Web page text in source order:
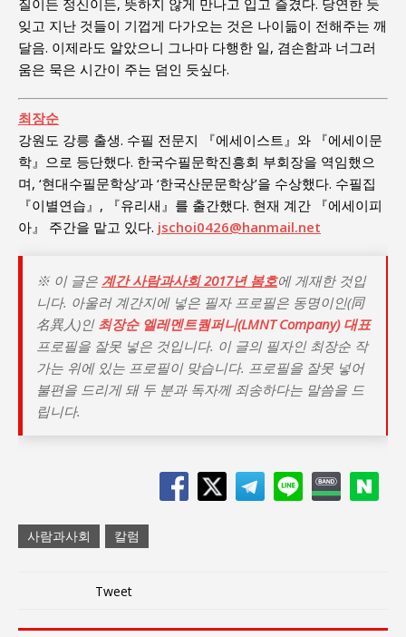
질이든 정신이든, 뜻하지 않게 만나고 입고 즐겼다. 당연한 듯
잊고 지난 것들이 기껍게 다가오는 것은 나이듦이 전해주는 깨
달음. 이제라도 알았으니 그나마 다행한 일, 겸손함과 너그러
움은 묵은 시간이 주는 덤인 듯싶다.
최장순
강원도 강릉 출생. 수필 전문지 『에세이스트』와 『에세이문
학』으로 등단했다. 한국수필문학진흥회 부회장을 역임했으
며, ‘현대수필문학상’과 ‘한국산문문학상’을 수상했다. 수필집
『이별연습』, 『유리새』를 출간했다. 현재 계간 『에세이피
아』 주간을 맡고 있다. jschoi0426@hanmail.net
※ 이 글은 계간 사람과사회 2017년 봄호에 게재한 것입
니다. 아울러 계간지에 넣은 필자 프로필은 동명이인(同
名異人)인 최장순 엘레멘트퀌퍼니(LMNT Company) 대표
프로필을 잘못 넣은 것입니다. 이 글의 필자인 최장순 작
가는 위에 있는 프로필이 맞습니다. 프로필을 잘못 넣어
불편을 드리게 돼 두 분과 독자께 죄송하다는 말씀을 드
립니다.
사람과사회 칼럼
Tweet